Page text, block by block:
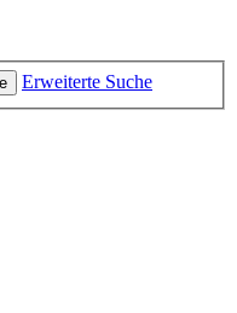
Erweiterte Suche